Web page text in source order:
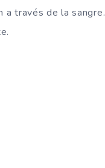
a través de la sangre.